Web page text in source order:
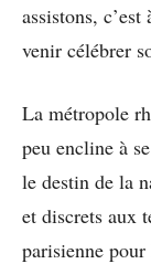
assistons, c’est
venir célébrer
La métropole
peu encline à
le destin de la
et discrets aux
parisienne